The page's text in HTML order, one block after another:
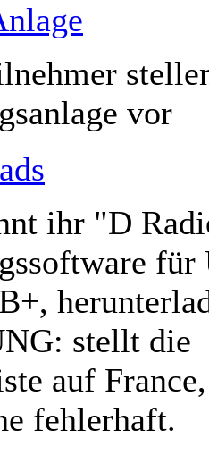
vor
ihr "D
stellt die
auf
fehlerhaft.